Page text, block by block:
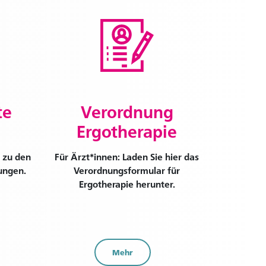
den
Verordnung
Ergotherapie
Für Ärzt*innen: Laden Sie hier das
Verordnungsformular für
Ergotherapie herunter.
Mehr